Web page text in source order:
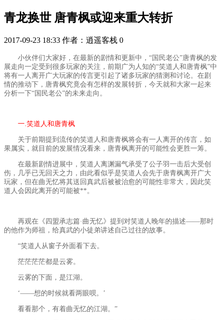
青龙换世 唐青枫或迎来重大转折
2017-09-23 18:33 作者：逍遥客栈 0
小伙伴们大家好，在最新的剧情和更新中，“国民老公”唐青枫的发
展走向一定受到很多玩家的关注，前期广为人知的“笑道人和唐青枫”中
将有一人离开广大玩家的传言更引起了诸多玩家的猜测和讨论。在剧
情的推动下，唐青枫究竟会有怎样的发展转折，今天就和大家一起来
分析一下“国民老公”的未来走向。
一.笑道人和唐青枫
关于前期提到流传的笑道人和唐青枫将会有一人离开的传言，如
果属实，就目前的发展情况看来，唐青枫离开的可能性会更胜一筹。
在最新剧情进展中，笑道人离渊漏气承受了公子羽一击后大受创
伤，几乎已无回天之力，由此看似乎是笑道人会先于唐青枫离开广大
玩家，但在曲无忆将其送回真武后被被治愈的可能性非常大，因此笑
道人会因此离开的可能被**。
再观在《四盟承志篇·曲无忆》提到对笑道人晚年的描述——那时
的他作为师祖，给真武的小徒弟讲述自己过往的故事。
“笑道人从窗子外面看下去。
茫茫茫茫都是云雾。
云雾的下面，是江湖。
‘——想的时候就看两眼呗。’
看看那个，有着曲无忆的江湖。”